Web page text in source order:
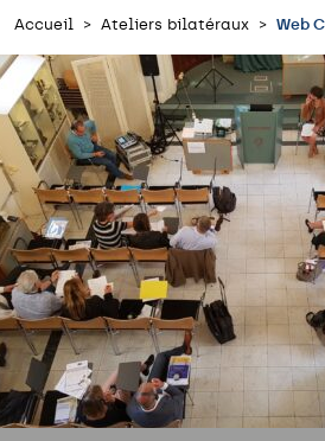
Accueil Ateliers bilatéraux Web